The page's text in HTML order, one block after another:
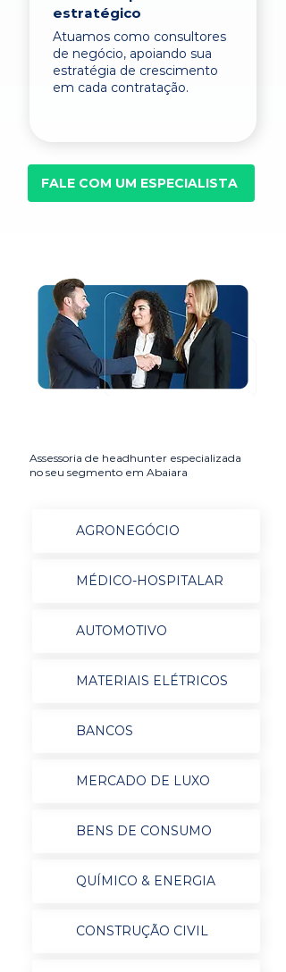
estratégico
Atuamos como consultores
de negócio, apoiando sua
estratégia de crescimento
em cada contratação.
FALE COM UM ESPECIALISTA
Assessoria de headhunter especializada
no seu segmento em Abaiara
AGRONEGÓCIO
MÉDICO-HOSPITALAR
AUTOMOTIVO
MATERIAIS ELÉTRICOS
BANCOS
MERCADO DE LUXO
BENS DE CONSUMO
QUÍMICO & ENERGIA
CONSTRUÇÃO CIVIL